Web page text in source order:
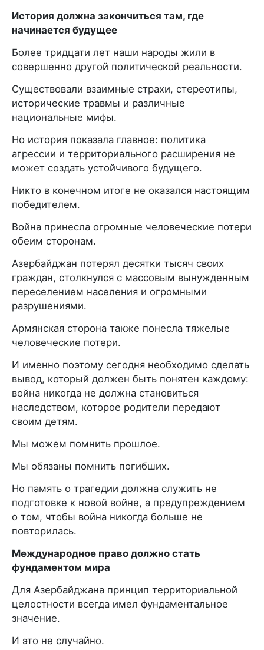
История должна закончиться там, где
начинается будущее
Более тридцати лет наши народы жили в
совершенно другой политической реальности.
Существовали взаимные страхи, стереотипы,
исторические травмы и различные
национальные мифы.
Но история показала главное: политика
агрессии и территориального расширения не
может создать устойчивого будущего.
Никто в конечном итоге не оказался настоящим
победителем.
Война принесла огромные человеческие потери
обеим сторонам.
Азербайджан потерял десятки тысяч своих
граждан, столкнулся с массовым вынужденным
переселением населения и огромными
разрушениями.
Армянская сторона также понесла тяжелые
человеческие потери.
И именно поэтому сегодня необходимо сделать
вывод, который должен быть понятен каждому:
война никогда не должна становиться
наследством, которое родители передают
своим детям.
Мы можем помнить прошлое.
Мы обязаны помнить погибших.
Но память о трагедии должна служить не
подготовке к новой войне, а предупреждением
о том, чтобы война никогда больше не
повторилась.
Международное право должно стать
фундаментом мира
Для Азербайджана принцип территориальной
целостности всегда имел фундаментальное
значение.
И это не случайно.